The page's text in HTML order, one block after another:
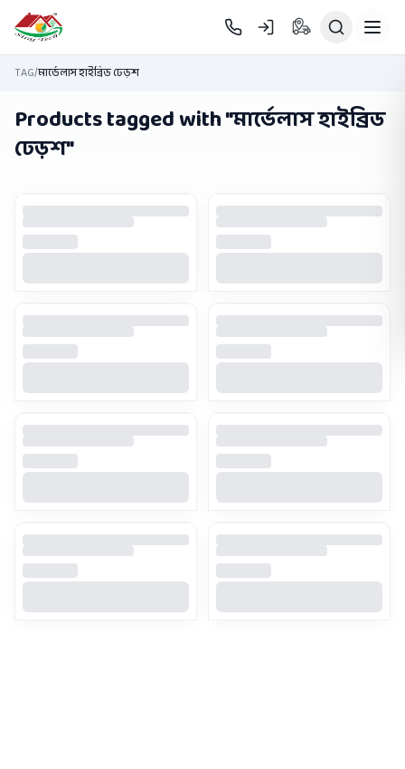
Skip to main content
TAG/মার্ভেলাস হাইব্রিড ঢেড়শ
Products tagged with "মার্ভেলাস হাইব্রিড
ঢেড়শ"